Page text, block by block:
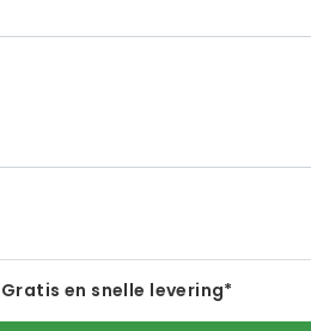
Gratis en snelle levering*